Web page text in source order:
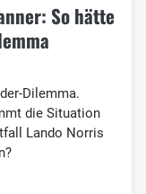
So hätte
Dilemma.
die Situation
Lando Norris